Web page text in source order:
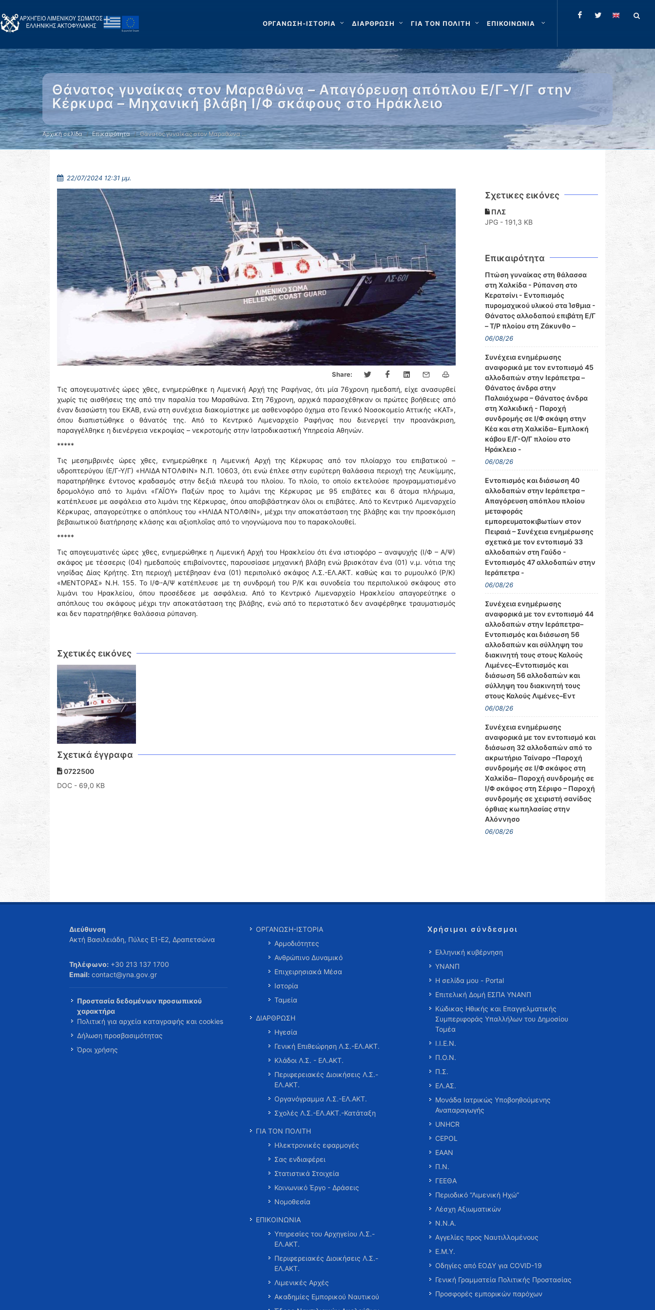
ΟΡΓΑΝΩΣΗ-ΙΣΤΟΡΙΑ ΔΙΑΡΘΡΩΣΗ ΓΙΑ ΤΟΝ ΠΟΛΙΤΗ ΕΠΙΚΟΙΝΩΝΙΑ
Θάνατος γυναίκας στον Μαραθώνα – Απαγόρευση απόπλου Ε/Γ-Υ/Γ στην
Κέρκυρα – Μηχανική βλάβη Ι/Φ σκάφους στο Ηράκλειο
Αρχική σελίδα Επικαιρότητα Θάνατος γυναίκας στον Μαραθώνα …
22/07/2024 12:31 μμ.
Share:
Τις απογευματινές ώρες χθες, ενημερώθηκε η Λιμενική Αρχή της Ραφήνας, ότι μία 76χρονη ημεδαπή, είχε ανασυρθεί
χωρίς τις αισθήσεις της από την παραλία του Μαραθώνα. Στη 76χρονη, αρχικά παρασχέθηκαν οι πρώτες βοήθειες από
έναν διασώστη του ΕΚΑΒ, ενώ στη συνέχεια διακομίστηκε με ασθενοφόρο όχημα στο Γενικό Νοσοκομείο Αττικής «ΚΑΤ»,
όπου διαπιστώθηκε ο θάνατός της. Από το Κεντρικό Λιμεναρχείο Ραφήνας που διενεργεί την προανάκριση,
παραγγέλθηκε η διενέργεια νεκροψίας – νεκροτομής στην Ιατροδικαστική Υπηρεσία Αθηνών.
*****
Τις μεσημβρινές ώρες χθες, ενημερώθηκε η Λιμενική Αρχή της Κέρκυρας από τον πλοίαρχο του επιβατικού –
υδροπτερύγου (Ε/Γ-Υ/Γ) «ΗΛΙΔΑ ΝΤΟΛΦΙΝ» Ν.Π. 10603, ότι ενώ έπλεε στην ευρύτερη θαλάσσια περιοχή της Λευκίμμης,
παρατηρήθηκε έντονος κραδασμός στην δεξιά πλευρά του πλοίου. Το πλοίο, το οποίο εκτελούσε προγραμματισμένο
δρομολόγιο από το λιμάνι «ΓΑΪΟΥ» Παξών προς το λιμάνι της Κέρκυρας με 95 επιβάτες και 6 άτομα πλήρωμα,
κατέπλευσε με ασφάλεια στο λιμάνι της Κέρκυρας, όπου αποβιβάστηκαν όλοι οι επιβάτες. Από το Κεντρικό Λιμεναρχείο
Κέρκυρας, απαγορεύτηκε ο απόπλους του «ΗΛΙΔΑ ΝΤΟΛΦΙΝ», μέχρι την αποκατάσταση της βλάβης και την προσκόμιση
βεβαιωτικού διατήρησης κλάσης και αξιοπλοΐας από το νηογνώμονα που το παρακολουθεί.
*****
Τις απογευματινές ώρες χθες, ενημερώθηκε η Λιμενική Αρχή του Ηρακλείου ότι ένα ιστιοφόρο – αναψυχής (Ι/Φ – Α/Ψ)
σκάφος με τέσσερις (04) ημεδαπούς επιβαίνοντες, παρουσίασε μηχανική βλάβη ενώ βρισκόταν ένα (01) ν.μ. νότια της
νησίδας Δίας Κρήτης. Στη περιοχή μετέβησαν ένα (01) περιπολικό σκάφος Λ.Σ.-ΕΛ.ΑΚΤ. καθώς και το ρυμουλκό (Ρ/Κ)
«ΜΕΝΤΟΡΑΣ» Ν.Η. 155. Το Ι/Φ-Α/Ψ κατέπλευσε με τη συνδρομή του Ρ/Κ και συνοδεία του περιπολικού σκάφους στο
λιμάνι του Ηρακλείου, όπου προσέδεσε με ασφάλεια. Από το Κεντρικό Λιμεναρχείο Ηρακλείου απαγορεύτηκε ο
απόπλους του σκάφους μέχρι την αποκατάσταση της βλάβης, ενώ από το περιστατικό δεν αναφέρθηκε τραυματισμός
και δεν παρατηρήθηκε θαλάσσια ρύπανση.
Σχετικές εικόνες
Σχετικά έγγραφα
0722500
DOC - 69,0 KB
Σχετικες εικόνες
ΠΛΣ
JPG - 191,3 KB
Επικαιρότητα
Πτώση γυναίκας στη θάλασσα
στη Χαλκίδα - Ρύπανση στο
Κερατσίνι - Εντοπισμός
πυρομαχικού υλικού στα Ίσθμια -
Θάνατος αλλοδαπού επιβάτη Ε/Γ
– Τ/Ρ πλοίου στη Ζάκυνθο –
06/08/26
Συνέχεια ενημέρωσης
αναφορικά με τον εντοπισμό 45
αλλοδαπών στην Ιεράπετρα –
Θάνατος άνδρα στην
Παλαιόχωρα – Θάνατος άνδρα
στη Χαλκιδική - Παροχή
συνδρομής σε Ι/Φ σκάφη στην
Κέα και στη Χαλκίδα– Εμπλοκή
κάβου Ε/Γ-Ο/Γ πλοίου στο
Ηράκλειο -
06/08/26
Εντοπισμός και διάσωση 40
αλλοδαπών στην Ιεράπετρα –
Απαγόρευση απόπλου πλοίου
μεταφοράς
εμπορευματοκιβωτίων στον
Πειραιά – Συνέχεια ενημέρωσης
σχετικά με τον εντοπισμό 33
αλλοδαπών στη Γαύδο -
Εντοπισμός 47 αλλοδαπών στην
Ιεράπετρα -
06/08/26
Συνέχεια ενημέρωσης
αναφορικά με τον εντοπισμό 44
αλλοδαπών στην Ιεράπετρα–
Εντοπισμός και διάσωση 56
αλλοδαπών και σύλληψη του
διακινητή τους στους Καλούς
Λιμένες–Εντοπισμός και
διάσωση 56 αλλοδαπών και
σύλληψη του διακινητή τους
στους Καλούς Λιμένες–Εντ
06/08/26
Συνέχεια ενημέρωσης
αναφορικά με τον εντοπισμό και
διάσωση 32 αλλοδαπών από το
ακρωτήριο Ταίναρο –Παροχή
συνδρομής σε Ι/Φ σκάφος στη
Χαλκίδα– Παροχή συνδρομής σε
Ι/Φ σκάφος στη Σέριφο – Παροχή
συνδρομής σε χειριστή σανίδας
όρθιας κωπηλασίας στην
Αλόννησο
06/08/26
Διεύθυνση
Ακτή Βασιλειάδη, Πύλες Ε1-Ε2, Δραπετσώνα
Τηλέφωνο: +30 213 137 1700
Email: contact@yna.gov.gr
Προστασία δεδομένων προσωπικού
χαρακτήρα
Πολιτική για αρχεία καταγραφής και cookies
Δήλωση προσβασιμότητας
Όροι χρήσης
ΟΡΓΑΝΩΣΗ-ΙΣΤΟΡΙΑ
Αρμοδιότητες
Ανθρώπινο Δυναμικό
Επιχειρησιακά Μέσα
Ιστορία
Ταμεία
ΔΙΑΡΘΡΩΣΗ
Ηγεσία
Γενική Επιθεώρηση Λ.Σ.-ΕΛ.ΑΚΤ.
Κλάδοι Λ.Σ. - ΕΛ.ΑΚΤ.
Περιφερειακές Διοικήσεις Λ.Σ.-
ΕΛ.ΑΚΤ.
Οργανόγραμμα Λ.Σ.-ΕΛ.ΑΚΤ.
Σχολές Λ.Σ.-ΕΛ.ΑΚΤ.-Κατάταξη
ΓΙΑ ΤΟΝ ΠΟΛΙΤΗ
Ηλεκτρονικές εφαρμογές
Σας ενδιαφέρει
Στατιστικά Στοιχεία
Κοινωνικό Έργο - Δράσεις
Νομοθεσία
ΕΠΙΚΟΙΝΩΝΙΑ
Υπηρεσίες του Αρχηγείου Λ.Σ.-
ΕΛ.ΑΚΤ.
Περιφερειακές Διοικήσεις Λ.Σ.-
ΕΛ.ΑΚΤ.
Λιμενικές Αρχές
Ακαδημίες Εμπορικού Ναυτικού
Χρήσιμοι σύνδεσμοι
Ελληνική κυβέρνηση
ΥΝΑΝΠ
Η σελίδα μου - Portal
Επιτελική Δομή ΕΣΠΑ ΥΝΑΝΠ
Κώδικας Ηθικής και Επαγγελματικής
Συμπεριφοράς Υπαλλήλων του Δημοσίου
Τομέα
Ι.Ι.Ε.Ν.
Π.Ο.Ν.
Π.Σ.
ΕΛ.ΑΣ.
Μονάδα Ιατρικώς Υποβοηθούμενης
Αναπαραγωγής
UNHCR
CEPOL
ΕΑΑΝ
Π.Ν.
ΓΕΕΘΑ
Περιοδικό “Λιμενική Ηχώ”
Λέσχη Αξιωματικών
Ν.Ν.Α.
Αγγελίες προς Ναυτιλλομένους
Ε.Μ.Υ.
Οδηγίες από ΕΟΔΥ για COVID-19
Γενική Γραμματεία Πολιτικής Προστασίας
Προσφορές εμπορικών παρόχων